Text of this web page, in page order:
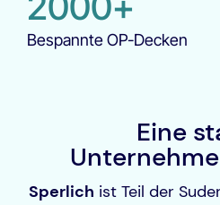
Bespannte OP-Decken
Eine
Sperlich ist Teil der